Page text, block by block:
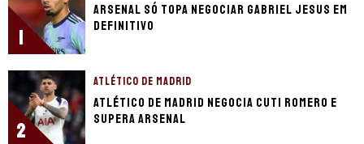
1
Arsenal só topa negociar Gabriel Jesus em
definitivo
2
ATLÉTICO DE MADRID
Atlético de Madrid negocia Cuti Romero e
supera Arsenal